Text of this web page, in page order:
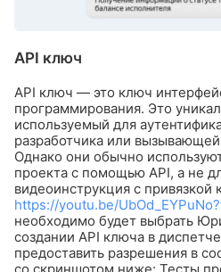
API ключ
API ключ — это ключ
программирования. Это
используемый для
разработчика или
Однако они обычно
проекта с помощью API, а не
видеоинструкция с привязкой
https://youtu.be/
необходимо будет выбрать
создании API ключа в
предоставить разрешения в